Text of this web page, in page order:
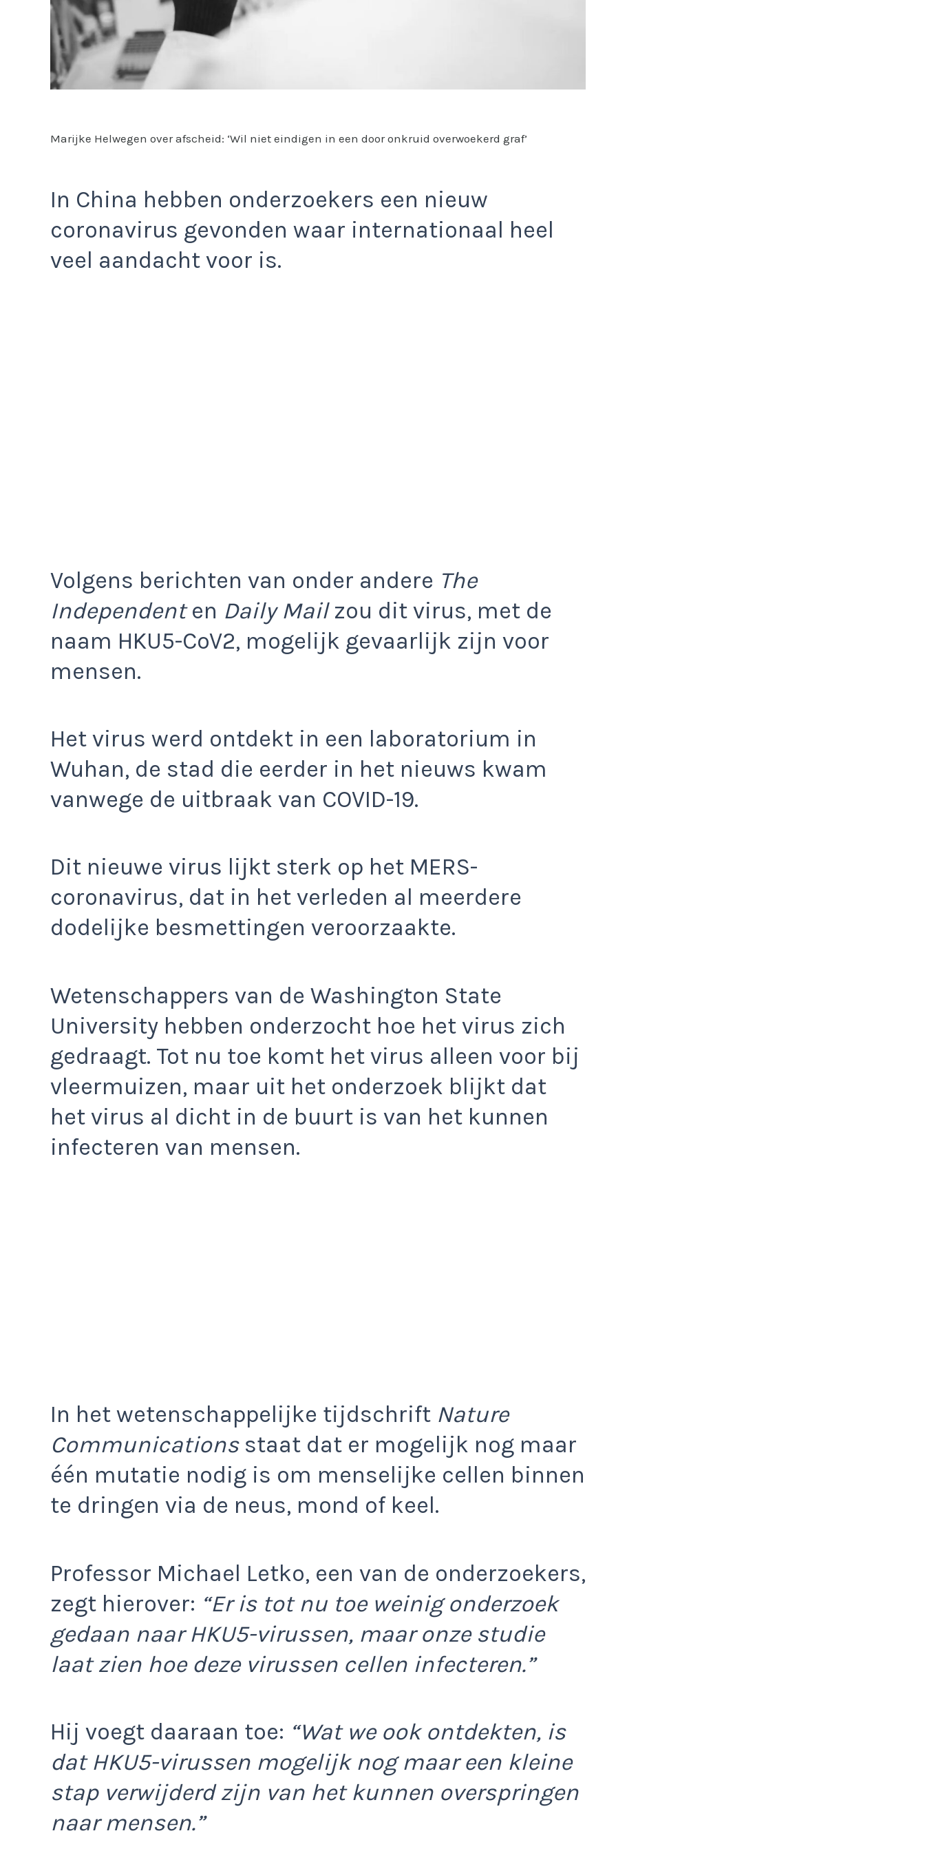
Marijke Helwegen over afscheid: ‘Wil niet eindigen in een door onkruid overwoekerd graf’
In China hebben onderzoekers een nieuw
coronavirus gevonden waar internationaal heel
veel aandacht voor is.
Volgens berichten van onder andere The
Independenten Daily Mailzou dit virus, met de
naam HKU5-CoV2, mogelijk gevaarlijk zijn voor
mensen.
Het virus werd ontdekt in een laboratorium in
Wuhan, de stad die eerder in het nieuws kwam
vanwege de uitbraak van COVID-19.
Dit nieuwe virus lijkt sterk op het MERS-
coronavirus, dat in het verleden al meerdere
dodelijke besmettingen veroorzaakte.
Wetenschappers van de Washington State
University hebben onderzocht hoe het virus zich
gedraagt. Tot nu toe komt het virus alleen voor bij
vleermuizen, maar uit het onderzoek blijkt dat
het virus al dicht in de buurt is van het kunnen
infecteren van mensen.
In het wetenschappelijke tijdschrift Nature
Communicationsstaat dat er mogelijk nog maar
één mutatie nodig is om menselijke cellen binnen
te dringen via de neus, mond of keel.
Professor Michael Letko, een van de onderzoekers,
zegt hierover: “Er is tot nu toe weinig onderzoek
gedaan naar HKU5-virussen, maar onze studie
laat zien hoe deze virussen cellen infecteren.”
Hij voegt daaraan toe: “Wat we ook ontdekten, is
dat HKU5-virussen mogelijk nog maar een kleine
stap verwijderd zijn van het kunnen overspringen
naar mensen.”